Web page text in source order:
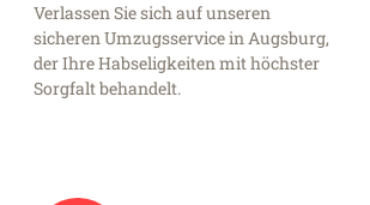
Verlassen Sie sich auf unseren
sicheren Umzugsservice in Augsburg,
der Ihre Habseligkeiten mit höchster
Sorgfalt behandelt.